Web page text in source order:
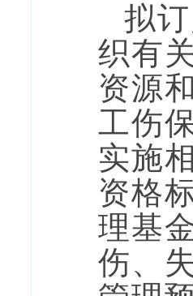
拟
织有
资源
工伤
实施
资格
理基
伤、